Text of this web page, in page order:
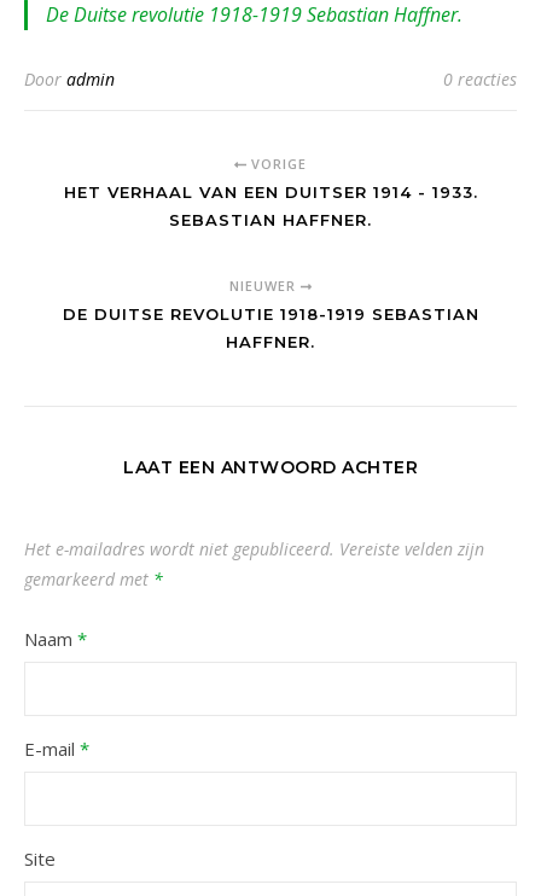
De Duitse revolutie 1918-1919 Sebastian Haffner.
Door admin 0 reacties
VORIGE
HET VERHAAL VAN EEN DUITSER 1914 - 1933.
SEBASTIAN HAFFNER.
NIEUWER
DE DUITSE REVOLUTIE 1918-1919 SEBASTIAN
HAFFNER.
LAAT EEN ANTWOORD ACHTER
Het e-mailadres wordt niet gepubliceerd. Vereiste velden zijn
gemarkeerd met *
Naam *
E-mail *
Site